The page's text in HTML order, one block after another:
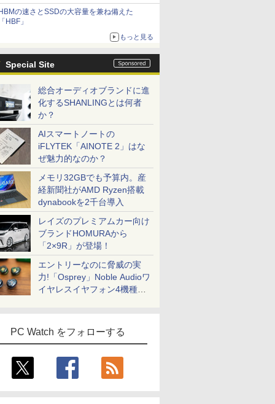
接続対応
の速さとSSDの大容量を兼ね備えた
HBF」
もっと見る
Special Site
総合オーディオブランドに進
化するSHANLINGとは何者
か？
AIスマートノートの
iFLYTEK「AINOTE 2」はな
ぜ魅力的なのか？
メモリ32GBでも予算内。産
経新聞社がAMD Ryzen搭載
dynabookを2千台導入
レイズのプレミアムカー向け
ブランドHOMURAから
「2×9R」が登場！
エントリーなのに脅威の実
力!「Osprey」Noble Audioワ
イヤレスイヤフォン4機種を
PC Watch をフォローする